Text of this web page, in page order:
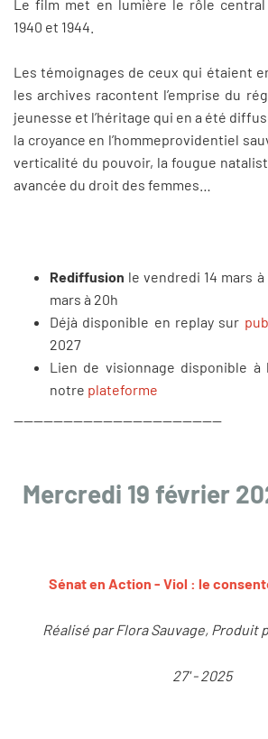
Le film met en lumière le rôle central
1940 et 1944.
Les témoignages de ceux qui étaient
les archives racontent l’emprise du
jeunesse et l’héritage qui en a été
la croyance en l’hommeprovidentiel
verticalité du pouvoir, la fougue
avancée du droit des femmes…
Rediffusion le vendredi 14 mars
mars à 20h
Déjà disponible en replay sur
2027
Lien de visionnage disponible à
notre plateforme
------------------------------------------
Mercredi 19 février
Sénat en Action - Viol : le
Réalisé par Flora Sauvage, Produit
27' - 2025